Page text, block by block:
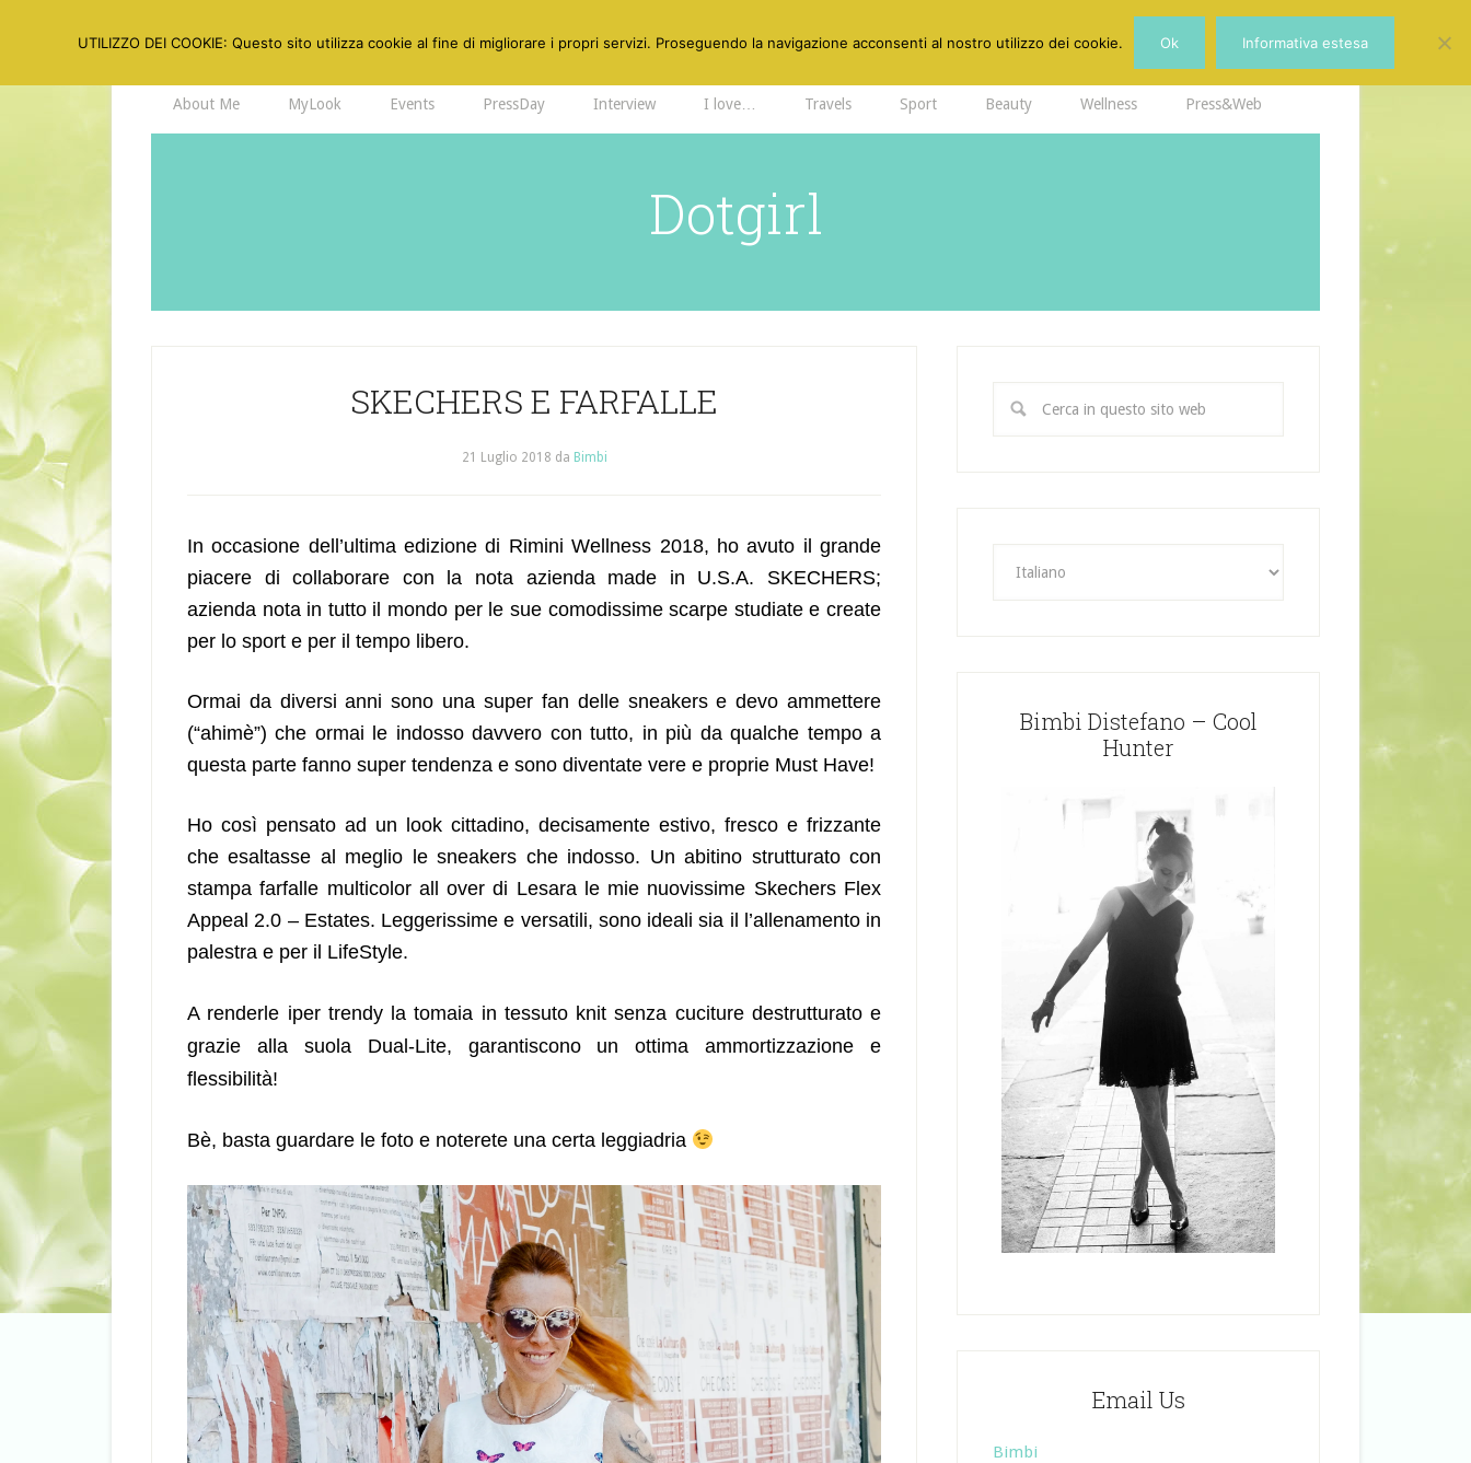
About Me MyLook Events PressDay Interview I love… Travels Sport Beauty Wellness Press&Web
Dotgirl
SKECHERS E FARFALLE
21 Luglio 2018 da Bimbi
In occasione dell’ultima edizione di Rimini Wellness 2018, ho avuto il grande
piacere di collaborare con la nota azienda made in U.S.A. SKECHERS;
azienda nota in tutto il mondo per le sue comodissime scarpe studiate e create
per lo sport e per il tempo libero.
Ormai da diversi anni sono una super fan delle sneakers e devo ammettere
(“ahimè”) che ormai le indosso davvero con tutto, in più da qualche tempo a
questa parte fanno super tendenza e sono diventate vere e proprie Must Have!
Ho così pensato ad un look cittadino, decisamente estivo, fresco e frizzante
che esaltasse al meglio le sneakers che indosso. Un abitino strutturato con
stampa farfalle multicolor all over di Lesara le mie nuovissime Skechers Flex
Appeal 2.0 – Estates. Leggerissime e versatili, sono ideali sia il l’allenamento in
palestra e per il LifeStyle.
A renderle iper trendy la tomaia in tessuto knit senza cuciture destrutturato e
grazie alla suola Dual-Lite, garantiscono un ottima ammortizzazione e
flessibilità!
Bè, basta guardare le foto e noterete una certa leggiadria
Bimbi Distefano – Cool
Hunter
Email Us
Bimbi
UTILIZZO DEI COOKIE: Questo sito utilizza cookie al fine di migliorare i propri servizi. Proseguendo la navigazione acconsenti al nostro utilizzo dei cookie. Ok Informativa estesa